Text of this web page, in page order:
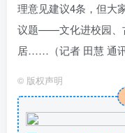
理意见建议4条，但大
议题——文化进校园、
居……（记者 田慧 通
© 版权声明